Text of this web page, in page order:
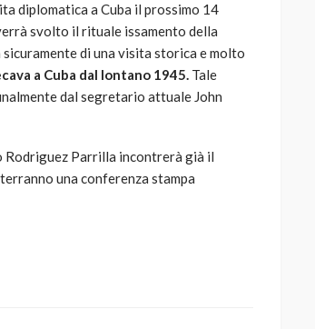
diplomatica a Cuba il prossimo 14
svolto il rituale issamento della
sicuramente di una visita storica e molto
a Cuba dal lontano 1945. Tale
dal segretario attuale John
Rodriguez Parrilla incontrerà già il
una conferenza stampa